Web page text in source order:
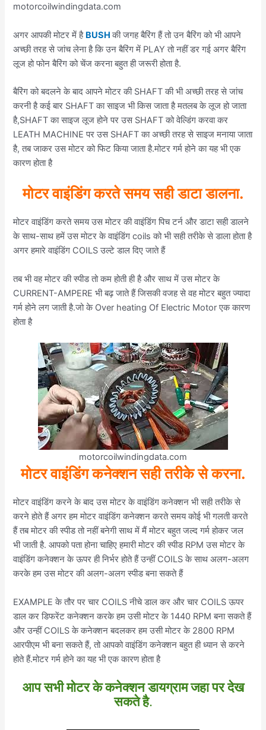
motorcoilwindingdata.com
अगर आपकी मोटर में है BUSHकी जगह बैरिंग हैं तो उन बैरिंग को भी आपने
अच्छी तरह से जांच लेना है कि उन बैरिंग में PLAY तो नहीं डर गई अगर बैरिंग
लूज हो फोन बैरिंग को चेंज करना बहुत ही जरूरी होता है.
बैरिंग को बदलने के बाद आपने मोटर की SHAFT की भी अच्छी तरह से जांच
करनी है कई बार SHAFT का साइज भी किस जाता है मतलब के लूज हो जाता
है,SHAFT का साइज लूज होने पर उस SHAFT को वेल्डिंग करवा कर
LEATH MACHINE पर उस SHAFT का अच्छी तरह से साइज मनाया जाता
है, तब जाकर उस मोटर को फिट किया जाता है.मोटर गर्म होने का यह भी एक
कारण होता है
मोटर वाइंडिंग करते समय सही डाटा डालना.
मोटर वाइंडिंग करते समय उस मोटर की वाइंडिंग पिच टर्न और डाटा सही डालने
के साथ-साथ हमें उस मोटर के वाइंडिंग coils को भी सही तरीके से डाला होता है
अगर हमारे वाइंडिंग COILS उल्टे डाल दिए जाते हैं
तब भी वह मोटर की स्पीड तो कम होती ही है और साथ में उस मोटर के
CURRENT-AMPERE भी बढ़ जाते हैं जिसकी वजह से वह मोटर बहुत ज्यादा
गर्म होने लग जाती है.जो के Over heating Of Electric Motor एक कारण
होता है
motorcoilwindingdata.com
मोटर वाइंडिंग कनेक्शन सही तरीके से करना.
मोटर वाइंडिंग करने के बाद उस मोटर के वाइंडिंग कनेक्शन भी सही तरीके से
करने होते हैं अगर हम मोटर वाइंडिंग कनेक्शन करते समय कोई भी गलती करते
हैं तब मोटर की स्पीड तो नहीं बनेगी साथ में मैं मोटर बहुत जल्द गर्म होकर जल
भी जाती है. आपको पता होना चाहिए हमारी मोटर की स्पीड RPM उस मोटर के
वाइंडिंग कनेक्शन के ऊपर ही निर्भर होते हैं उन्हीं COILS के साथ अलग-अलग
करके हम उस मोटर की अलग-अलग स्पीड बना सकते हैं
EXAMPLE के तौर पर चार COILS नीचे डाल कर और चार COILS ऊपर
डाल कर डिफरेंट कनेक्शन करके हम उसी मोटर के 1440 RPM बना सकते हैं
और उन्हीं COILS के कनेक्शन बदलकर हम उसी मोटर के 2800 RPM
आरपीएम भी बना सकते हैं, तो आपको वाइंडिंग कनेक्शन बहुत ही ध्यान से करने
होते हैं.मोटर गर्म होने का यह भी एक कारण होता है
आप सभी मोटर के कनेक्शन डायग्राम जहा पर देख
सकते है.